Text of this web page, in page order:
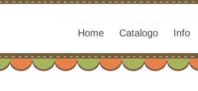
Home Catalogo Info